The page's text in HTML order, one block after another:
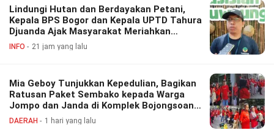
Lindungi Hutan dan Berdayakan Petani,
Kepala BPS Bogor dan Kepala UPTD Tahura
Djuanda Ajak Masyarakat Meriahkan
Festival Perhutanan Sosial
INFO 21 jam yang lalu
Mia Geboy Tunjukkan Kepedulian, Bagikan
Ratusan Paket Sembako kepada Warga
Jompo dan Janda di Komplek Bojongsoang
Asri 1
DAERAH 1 hari yang lalu